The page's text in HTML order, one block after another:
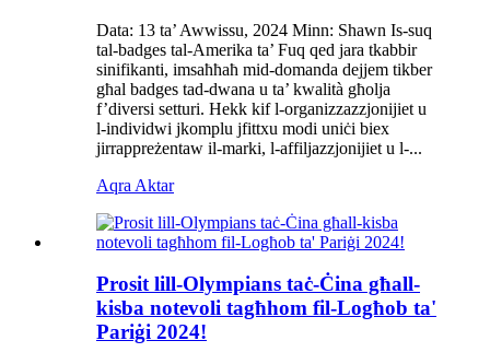
Data: 13 ta’ Awwissu, 2024 Minn: Shawn Is-suq
tal-badges tal-Amerika ta’ Fuq qed jara tkabbir
sinifikanti, imsaħħaħ mid-domanda dejjem tikber
għal badges tad-dwana u ta’ kwalità għolja
f’diversi setturi. Hekk kif l-organizzazzjonijiet u
l-individwi jkomplu jfittxu modi uniċi biex
jirrappreżentaw il-marki, l-affiljazzjonijiet u l-...
Aqra Aktar
Prosit lill-Olympians taċ-Ċina għall-
kisba notevoli tagħhom fil-Logħob ta'
Pariġi 2024!